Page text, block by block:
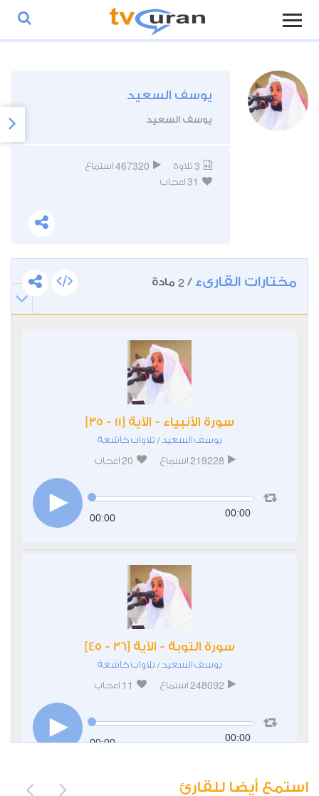
يوسف السعيد
يوسف السعيد
3 تلاوة 467320 استماع
31 اعجاب
مختارات القارىء /
2 مادة
سورة الأنبياء - الآية [11 - 35]
يوسف السعيد / تلاوات خاشعة
219228 استماع 20 اعجاب
00:00 00:00
سورة التوبة - الآية [36 - 45]
يوسف السعيد / تلاوات خاشعة
248092 استماع 11 اعجاب
00:00 00:00
استمع أيضا للقارئ